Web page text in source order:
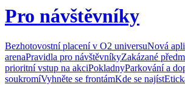
Pro návštěvníky
Bezhotovostní placení v O2 universuNová
arenaPravidla pro návštěvníkyZakázané
prioritní vstup na akciPokladnyParkování a
soukromíVyhněte se frontámKde se najíst